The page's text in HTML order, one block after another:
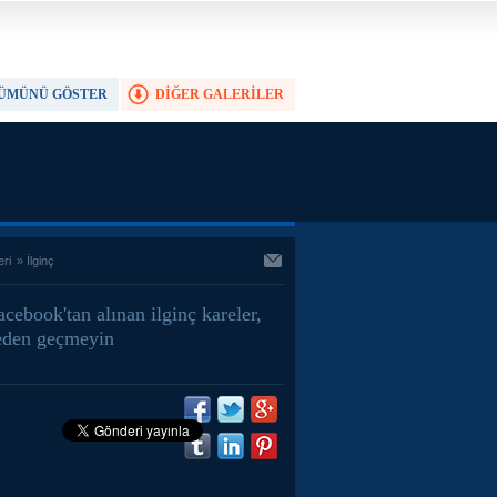
DİĞER GALERİLER
GÖSTER
» İlginç
alınan ilginç kareler,
geçmeyin